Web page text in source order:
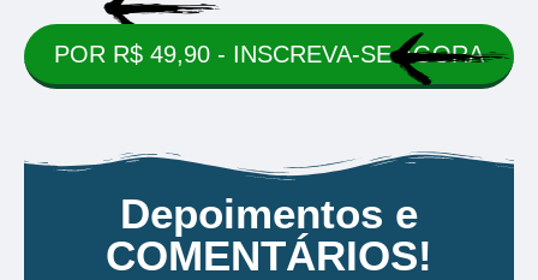
POR R$ 49,90 - INSCREVA-SE AGORA
Depoimentos e
COMENTÁRIOS!